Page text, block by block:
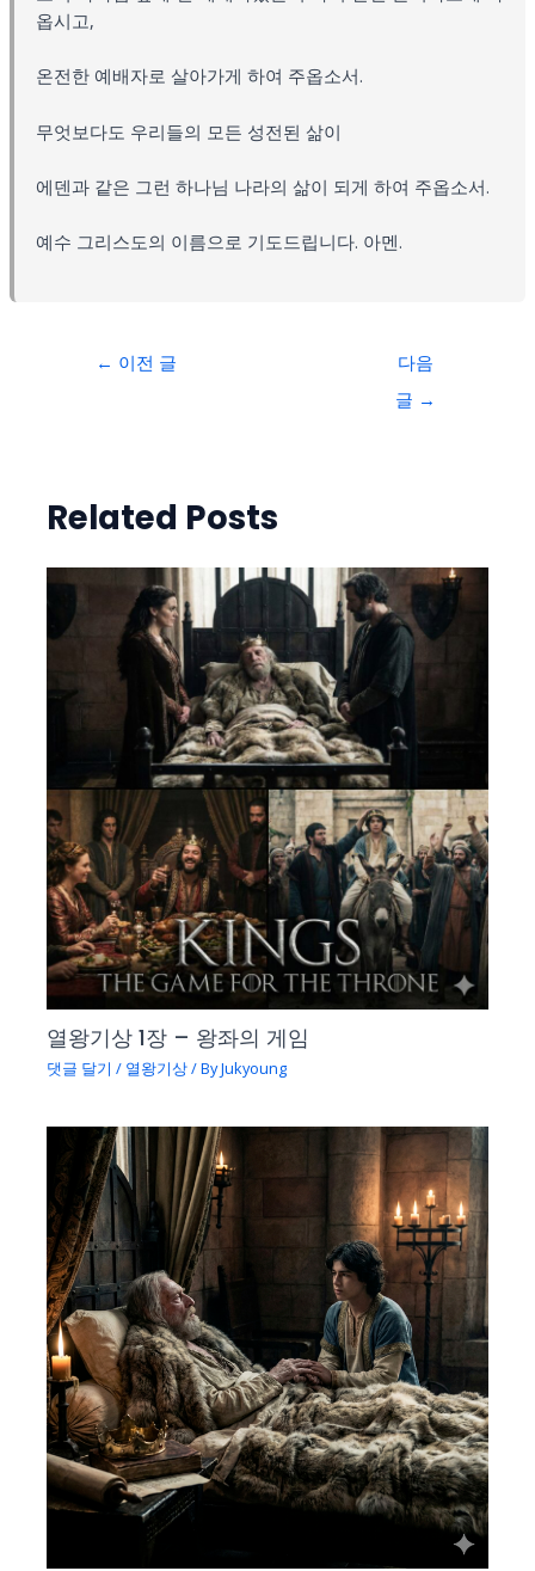
옵시고,
온전한 예배자로 살아가게 하여 주옵소서.
무엇보다도 우리들의 모든 성전된 삶이
에덴과 같은 그런 하나님 나라의 삶이 되게 하여 주옵소서.
예수 그리스도의 이름으로 기도드립니다. 아멘.
← 이전 글
다음
글 →
Related Posts
열왕기상 1장 – 왕좌의 게임
댓글 달기 / 열왕기상/ ByJukyoung